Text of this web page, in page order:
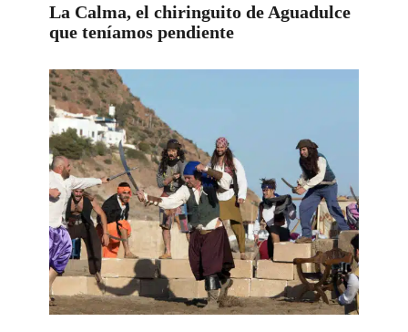
La Calma, el chiringuito de Aguadulce
que teníamos pendiente